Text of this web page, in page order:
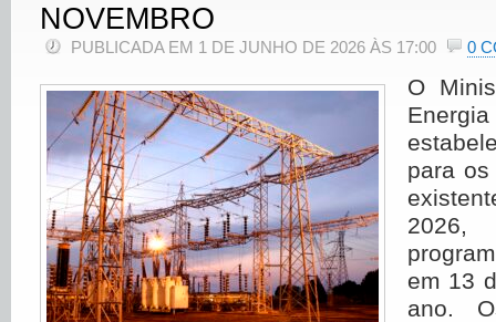
NOVEMBRO
PUBLICADA EM 1 DE JUNHO DE 2026 ÀS 17:00 0
O
para
em 13
ano.